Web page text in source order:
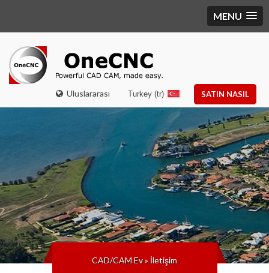
MENU
Uluslararası SATIN NASIL
Turkey (tr)
CAD/CAM Ev» İletişim